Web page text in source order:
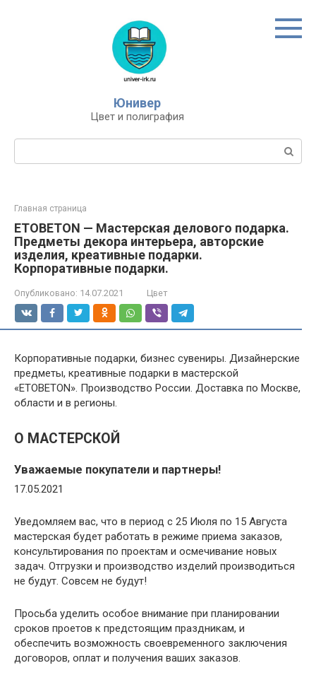
Юнивер
Цвет и полиграфия
Главная страница
ETOBETON — Мастерская делового подарка.
Предметы декора интерьера, авторские
изделия, креативные подарки.
Корпоративные подарки.
Опубликовано: 14.07.2021 Цвет
Корпоративные подарки, бизнес сувениры. Дизайнерские
предметы, креативные подарки в мастерской
«ETOBETON». Производство России. Доставка по Москве,
области и в регионы.
О МАСТЕРСКОЙ
Уважаемые покупатели и партнеры!
17.05.2021
Уведомляем вас, что в период с 25 Июля по 15 Августа
мастерская будет работать в режиме приема заказов,
консультирования по проектам и осмечивание новых
задач. Отгрузки и производство изделий производиться
не будут. Совсем не будут!
Просьба уделить особое внимание при планировании
сроков проетов к предстоящим праздникам, и
обеспечить возможность своевременного заключения
договоров, оплат и получения ваших заказов.